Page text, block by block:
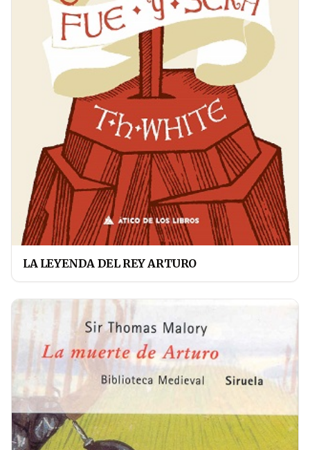
LA LEYENDA DEL REY ARTURO